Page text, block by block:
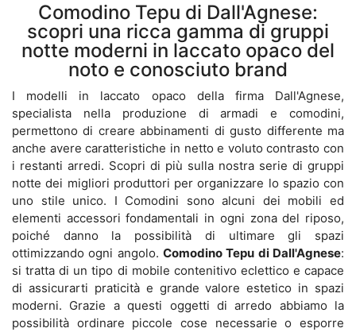
Comodino Tepu di Dall'Agnese:
scopri una ricca gamma di gruppi
notte moderni in laccato opaco del
noto e conosciuto brand
I modelli in laccato opaco della firma Dall'Agnese,
specialista nella produzione di armadi e comodini,
permettono di creare abbinamenti di gusto differente ma
anche avere caratteristiche in netto e voluto contrasto con
i restanti arredi. Scopri di più sulla nostra serie di gruppi
notte dei migliori produttori per organizzare lo spazio con
uno stile unico. I Comodini sono alcuni dei mobili ed
elementi accessori fondamentali in ogni zona del riposo,
poiché danno la possibilità di ultimare gli spazi
ottimizzando ogni angolo. Comodino Tepu di Dall'Agnese:
si tratta di un tipo di mobile contenitivo eclettico e capace
di assicurarti praticità e grande valore estetico in spazi
moderni. Grazie a questi oggetti di arredo abbiamo la
possibilità ordinare piccole cose necessarie o esporre